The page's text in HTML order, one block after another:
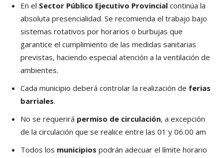
En el Sector Público Ejecutivo Provincial continúa la
absoluta presencialidad. Se recomienda el trabajo bajo
sistemas rotativos por horarios o burbujas que
garantice el cumplimiento de las medidas sanitarias
previstas, haciendo especial atención a la ventilación de
ambientes.
Cada municipio deberá controlar la realización de ferias
barriales.
No se requerirá permiso de circulación, a excepción
de la circulación que se realice entre las 01 y 06.00 am
Todos los municipios podrán adecuar el límite horario